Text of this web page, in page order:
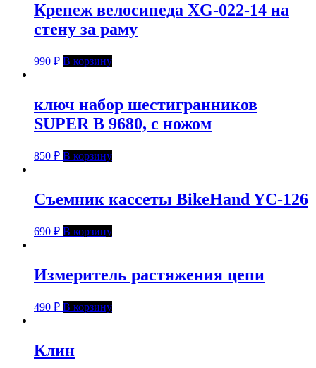
Крепеж велосипеда XG-022-14 на
стену за раму
990 ₽ В корзину
ключ набор шестигранников
SUPER B 9680, с ножом
850 ₽ В корзину
Съемник кассеты BikeHand YC-126
690 ₽ В корзину
Измеритель растяжения цепи
490 ₽ В корзину
Клин